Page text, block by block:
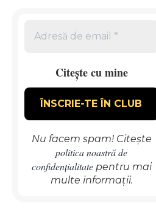
Citește cu mine
Nu facem spam! Citește
politica noastră de
confidențialitatepentru mai
multe informații.